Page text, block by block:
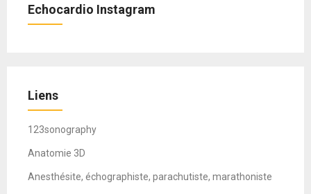
Echocardio Instagram
Liens
123sonography
Anatomie 3D
Anesthésite, échographiste, parachutiste, marathoniste